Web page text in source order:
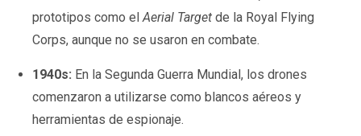
prototipos como elAerial Target de la Royal Flying
Corps, aunque no se usaron en combate.
1940s: En la Segunda Guerra Mundial, los drones
comenzaron a utilizarse como blancos aéreos y
herramientas de espionaje.